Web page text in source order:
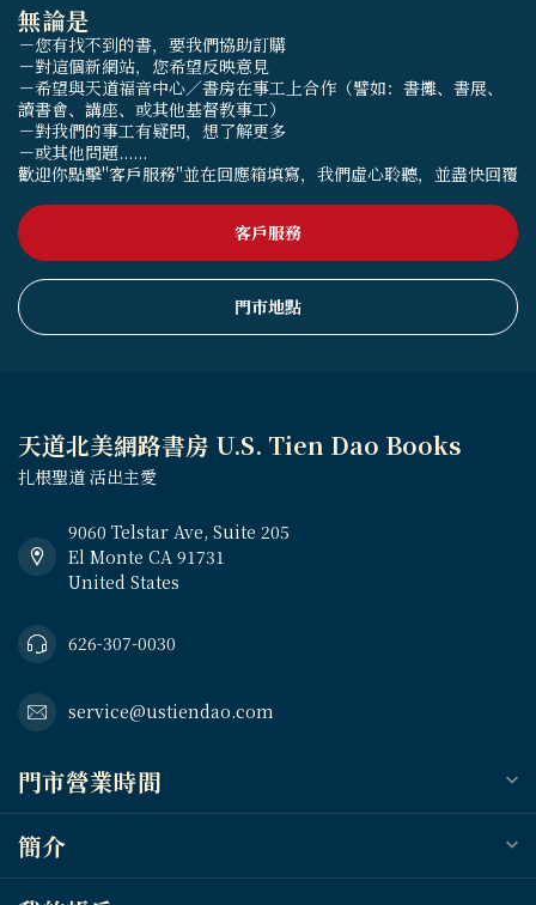
無論是
－您有找不到的書，要我們協助訂購
－對這個新網站，您希望反映意見
－希望與天道福音中心／書房在事工上合作（譬如：書攤、書展、
讀書會、講座、或其他基督教事工）
－對我們的事工有疑問，想了解更多
－或其他問題......
歡迎你點擊"客戶服務"並在回應箱填寫，我們虛心聆聽，並盡快回覆
客戶服務
門市地點
天道北美網路書房 U.S. Tien Dao Books
扎根聖道 活出主愛
9060 Telstar Ave, Suite 205
El Monte CA 91731
United States
626-307-0030
service@ustiendao.com
門市營業時間
簡介